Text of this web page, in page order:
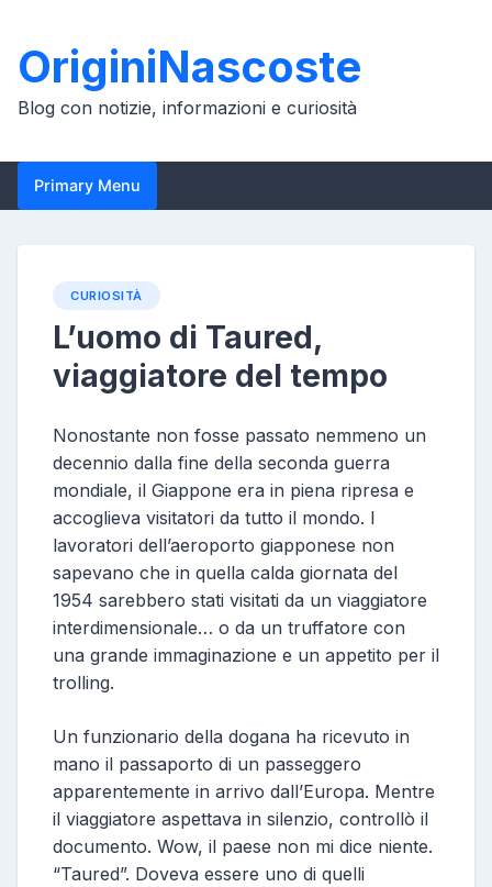
content
OriginiNascoste
Blog con notizie, informazioni e curiosità
Primary Menu
CURIOSITÀ
L’uomo di Taured,
viaggiatore del tempo
Nonostante non fosse passato nemmeno un
decennio dalla fine della seconda guerra
mondiale, il Giappone era in piena ripresa e
accoglieva visitatori da tutto il mondo. I
lavoratori dell’aeroporto giapponese non
sapevano che in quella calda giornata del
1954 sarebbero stati visitati da un viaggiatore
interdimensionale… o da un truffatore con
una grande immaginazione e un appetito per il
trolling.
Un funzionario della dogana ha ricevuto in
mano il passaporto di un passeggero
apparentemente in arrivo dall’Europa. Mentre
il viaggiatore aspettava in silenzio, controllò il
documento. Wow, il paese non mi dice niente.
“Taured”. Doveva essere uno di quelli